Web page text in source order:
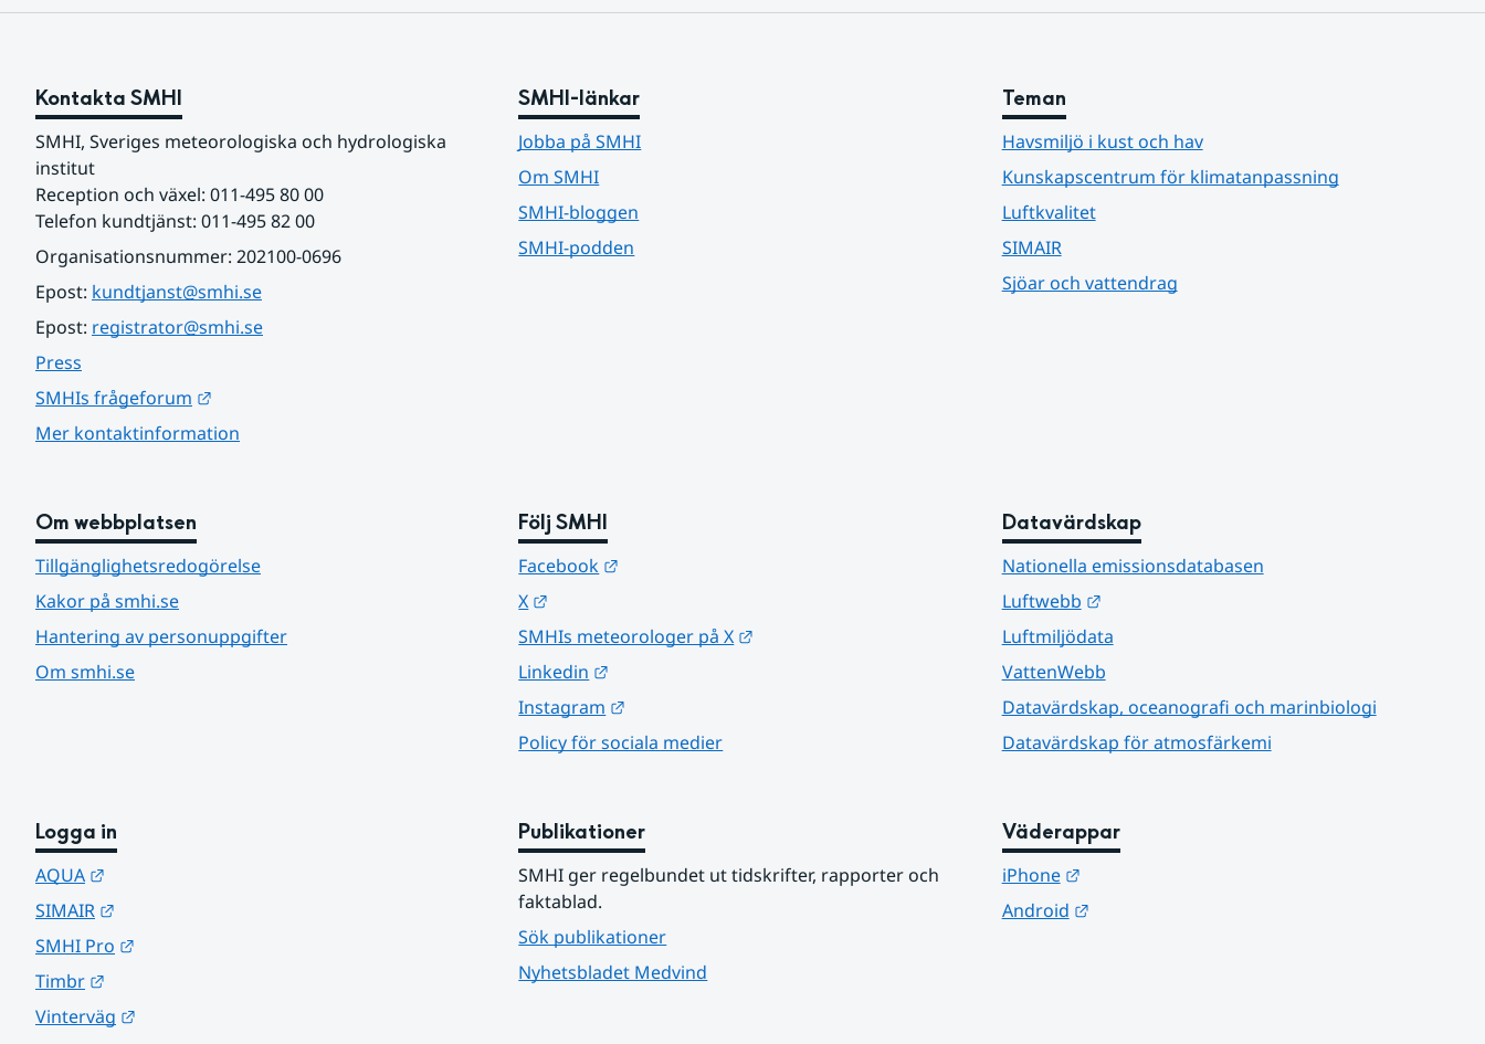
Kontakta SMHI
SMHI, Sveriges meteorologiska och hydrologiska
institut
Reception och växel: 011-495 80 00
Telefon kundtjänst: 011-495 82 00
Organisationsnummer: 202100-0696
Epost: kundtjanst@smhi.se
Epost: registrator@smhi.se
Press
SMHIs frågeforum
Mer kontaktinformation
SMHI-länkar
Jobba på SMHI
Om SMHI
SMHI-bloggen
SMHI-podden
Teman
Havsmiljö i kust och hav
Kunskapscentrum för klimatanpassning
Luftkvalitet
SIMAIR
Sjöar och vattendrag
Om webbplatsen
Tillgänglighetsredogörelse
Kakor på smhi.se
Hantering av personuppgifter
Om smhi.se
Följ SMHI
Facebook
X
SMHIs meteorologer på X
Linkedin
Instagram
Policy för sociala medier
Datavärdskap
Nationella emissionsdatabasen
Luftwebb
Länk till annan webbplats.
Luftmiljödata
VattenWebb
Datavärdskap, oceanografi och marinbiologi
Datavärdskap för atmosfärkemi
Logga in
AQUA
SIMAIR
SMHI Pro
Timbr
Vinterväg
Publikationer
SMHI ger regelbundet ut tidskrifter, rapporter och
faktablad.
Sök publikationer
Nyhetsbladet Medvind
Väderappar
iPhone
Länk till annan webbplats.
Android
Länk till annan webbplats.